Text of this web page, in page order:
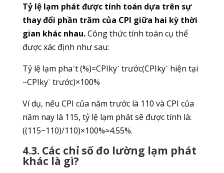
Tỷ lệ lạm phát được tính toán dựa trên sự
thay đổi phần trăm của CPI giữa hai kỳ thời
gian khác nhau.Công thức tính toán cụ thể
được xác định như sau:
Tỷ lệ lạm phaˊt (%)=CPIkyˋ​ trước​(CPIkyˋ​ hiện tại​
−CPIkyˋ​ trước​)​×100%
Ví dụ, nếu CPI của năm trước là 110 và CPI của
năm nay là 115, tỷ lệ lạm phát sẽ được tính là:
((115−110)/110)×100%≈4.55%.
4.3. Các chỉ số đo lường lạm phát
khác là gì?